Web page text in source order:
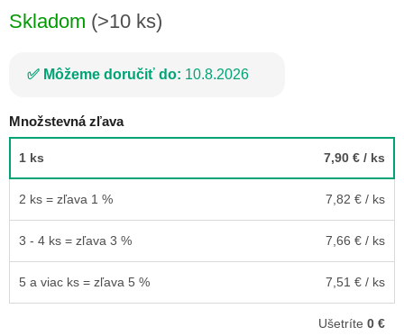
Skladom (>10 ks)
Môžeme doručiť do: 10.8.2026
Množstevná zľava
1 ks 7,90 € / ks
2 ks = zľava 1 % 7,82 € / ks
3 - 4 ks = zľava 3 % 7,66 € / ks
5 a viac ks = zľava 5 % 7,51 € / ks
Ušetríte 0 €